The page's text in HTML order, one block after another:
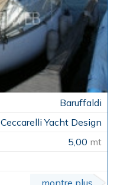
Baruffaldi
Ceccarelli Yacht Design
5,00 mt
montre plus